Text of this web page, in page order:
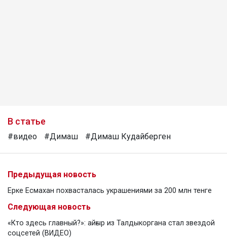
В статье
#видео #Димаш #Димаш Кудайберген
Предыдущая новость
Ерке Есмахан похвасталась украшениями за 200 млн тенге
Следующая новость
«Кто здесь главный?»: айғыр из Талдыкоргана стал звездой
соцсетей (ВИДЕО)